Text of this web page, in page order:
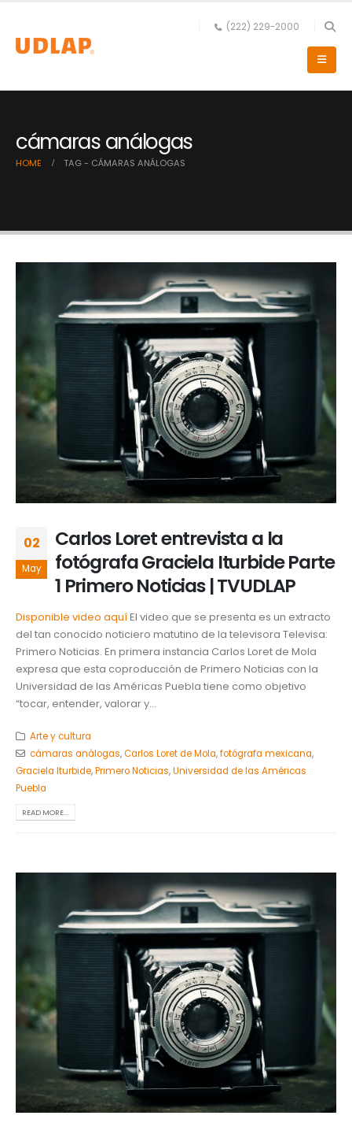
(222) 229-2000
cámaras análogas
HOME TAG - CÁMARAS ANÁLOGAS
02
May
Carlos Loret entrevista a la
fotógrafa Graciela Iturbide Parte
1 Primero Noticias | TVUDLAP
Disponible video aquíEl video que se presenta es un extracto
del tan conocido noticiero matutino de la televisora Televisa:
Primero Noticias. En primera instancia Carlos Loret de Mola
expresa que esta coproducción de Primero Noticias con la
Universidad de las Américas Puebla tiene como objetivo
“tocar, entender, valorar y...
Arte y cultura
cámaras análogas,Carlos Loret de Mola,fotógrafa mexicana,
Graciela Iturbide,Primero Noticias,Universidad de las Américas
Puebla
READ MORE...